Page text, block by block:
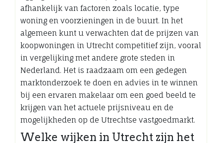
afhankelijk van factoren zoals locatie, type
woning en voorzieningen in de buurt. In het
algemeen kunt u verwachten dat de prijzen van
koopwoningen in Utrecht competitief zijn, vooral
in vergelijking met andere grote steden in
Nederland. Het is raadzaam om een gedegen
marktonderzoek te doen en advies in te winnen
bij een ervaren makelaar om een goed beeld te
krijgen van het actuele prijsniveau en de
mogelijkheden op de Utrechtse vastgoedmarkt.
Welke wijken in Utrecht zijn het